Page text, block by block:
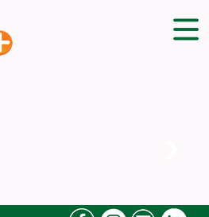
БЛОГ